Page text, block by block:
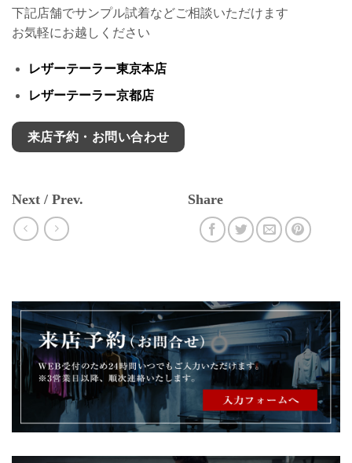
下記店舗でサンプル試着などご相談いただけます
お気軽にお越しください
レザーテーラー東京本店
レザーテーラー京都店
来店予約・お問い合わせ
Next / Prev. Share